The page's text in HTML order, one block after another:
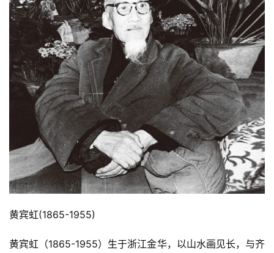
黄宾虹(1865-1955)
黄宾虹（1865-1955）生于浙江金华，以山水画见长，与齐